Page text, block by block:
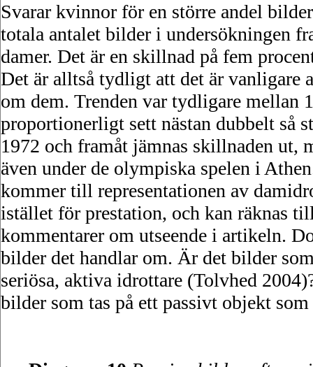
Svarar kvinnor för en större andel
totala antalet bilder i undersökningen
damer. Det är en skillnad på fem
Det är alltså tydligt att det är vanligare
om dem. Trenden var tydligare mellan
proportionerligt sett nästan dubbelt så
1972 och framåt jämnas skillnaden ut,
även under de olympiska spelen i
kommer till representationen av
istället för prestation, och kan räknas
kommentarer om utseende i artikeln.
bilder det handlar om. Är det bilder
seriösa, aktiva idrottare (Tolvhed
bilder som tas på ett passivt objekt